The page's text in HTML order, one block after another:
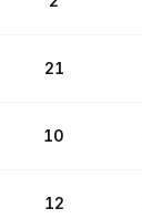
21
10
12